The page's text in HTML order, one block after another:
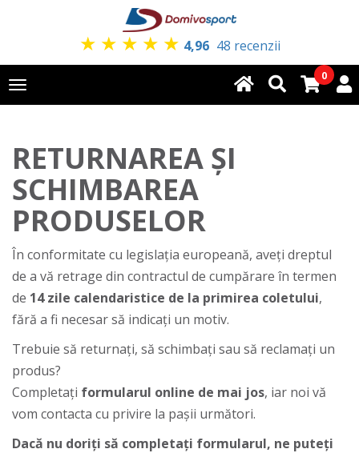
★ ★ ★ ★ ★ 4,96 48 recenzii
Toggle
navigation
0
RETURNAREA ȘI
SCHIMBAREA
PRODUSELOR
În conformitate cu legislația europeană, aveți dreptul
de a vă retrage din contractul de cumpărare în termen
de 14 zile calendaristice de la primirea coletului,
fără a fi necesar să indicați un motiv.
Trebuie să returnați, să schimbați sau să reclamați un
produs?
Completați formularul online de mai jos, iar noi vă
vom contacta cu privire la pașii următori.
Dacă nu doriți să completați formularul, ne puteți